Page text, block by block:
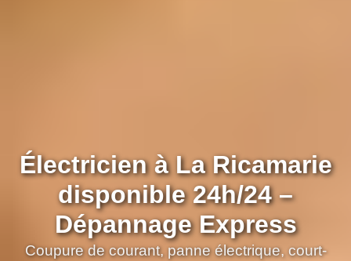
Électricien à La Ricamarie
disponible 24h/24 –
Dépannage Express
Coupure de courant, panne électrique, court-